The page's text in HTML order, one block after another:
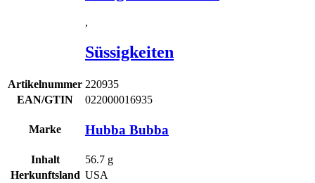
,
Süssigkeiten
Artikelnummer 220935
EAN/GTIN
022000016935
Marke Hubba Bubba
Inhalt 56.7 g
Herkunftsland USA